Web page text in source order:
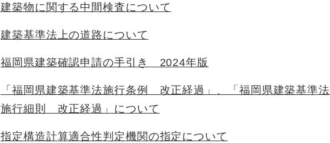
建築物に関する中間検査について
建築基準法上の道路について
福岡県建築確認申請の手引き 2024年版
「福岡県建築基準法施行条例 改正経過」、「福岡県建築基準法
施行細則 改正経過」について
指定構造計算適合性判定機関の指定について